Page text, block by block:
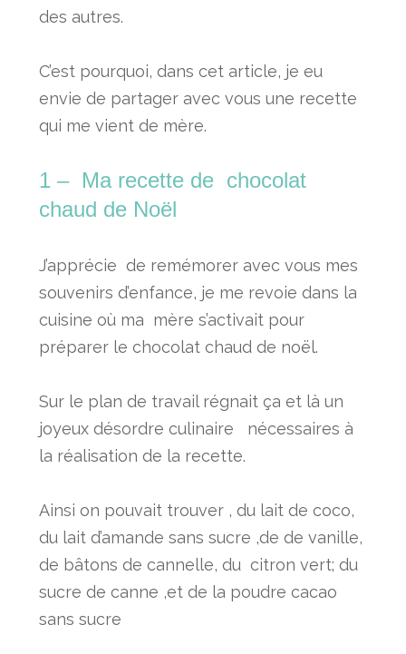
des autres.
C’est pourquoi, dans cet article, je eu
envie de partager avec vous une recette
qui me vient de mère.
1 – Ma recette de chocolat
chaud de Noël
J’apprécie de remémorer avec vous mes
souvenirs d’enfance, je me revoie dans la
cuisine où ma mère s’activait pour
préparer le chocolat chaud de noël.
Sur le plan de travail régnait ça et là un
joyeux désordre culinaire nécessaires à
la réalisation de la recette.
Ainsi on pouvait trouver , du lait de coco,
du lait d’amande sans sucre ,de de vanille,
de bâtons de cannelle, du citron vert; du
sucre de canne ,et de la poudre cacao
sans sucre